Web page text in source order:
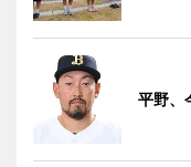
平野、